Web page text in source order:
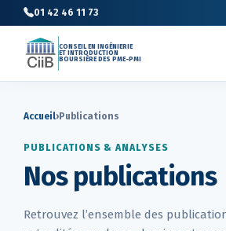
01 42 46 11 73
CONSEIL EN INGÉNIERIE
ET INTRODUCTION
BOURSIÈRE DES PME-PMI
Accueil› Publications
PUBLICATIONS & ANALYSES
Nos publications
Retrouvez l’ensemble des